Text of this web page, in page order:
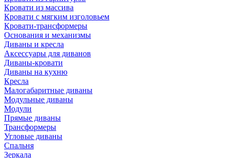
Кровати из массива
Кровати с мягким изголовьем
Кровати-трансформеры
Основания и механизмы
Диваны и кресла
Аксессуары для диванов
Диваны-кровати
Диваны на кухню
Кресла
Малогабаритные диваны
Модульные диваны
Модули
Прямые диваны
Трансформеры
Угловые диваны
Спальня
Зеркала